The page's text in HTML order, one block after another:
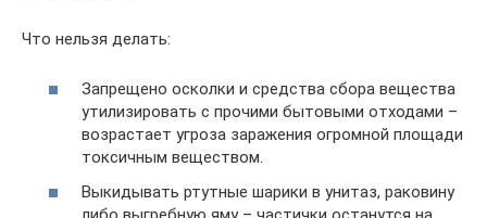
Что нельзя делать:
Запрещено осколки и средства сбора вещества
утилизировать с прочими бытовыми отходами –
возрастает угроза заражения огромной площади
токсичным веществом.
Выкидывать ртутные шарики в унитаз, раковину